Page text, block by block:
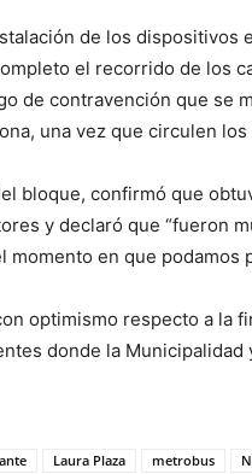
de los dispositivos
el recorrido de los
de contravención que se
una vez que circulen
bloque, confirmó que
y declaró que “fueron
momento en que podamos
optimismo respecto a la
donde la
Laura Plaza metrobus